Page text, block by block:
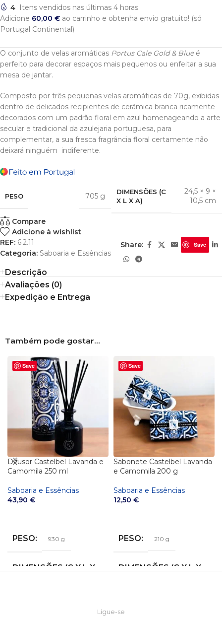
O conjunto de velas aromáticas Portus Cale Gold & Blue é
perfeito para decorar espaços mais pequenos ou enfeitar a sua
mesa de jantar.
Composto por três pequenas velas aromáticas de 70g, exibidas
dentro de delicados recipientes de cerâmica branca ricamente
decorados com um padrão floral em azul homenageando a arte
secular e tradicional da azulejaria portuguesa, para
complementar, a sua fresca fragrância floral certamente não
deixará ninguém indiferente.
PESO 705 g
DIMENSÕES (C
X L X A)
24,5 × 9 ×
10,5 cm
4 Itens vendidos nas últimas 4 horas
Adicione 60,00 € ao carrinho e obtenha envio gratuito! (só
Portugal Continental)
Compare
Adicione à wishlist
REF: 6.2.11
Categoria: Saboaria e Essências
Share: Save
Descrição
Avaliações (0)
Expedição e Entrega
Também pode gostar…
Save
Difusor Castelbel Lavanda e
Camomila 250 ml
Saboaria e Essências
43,90 €
PESO 930 g
DIMENSÕES (C X L X
Save
Sabonete Castelbel Lavanda
e Camomila 200 g
Saboaria e Essências
12,50 €
PESO 210 g
DIMENSÕES (C X L X
Ligue-se